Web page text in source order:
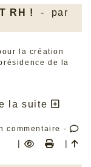
RH !
- par
la création
de la
la suite
commentaire -
| |